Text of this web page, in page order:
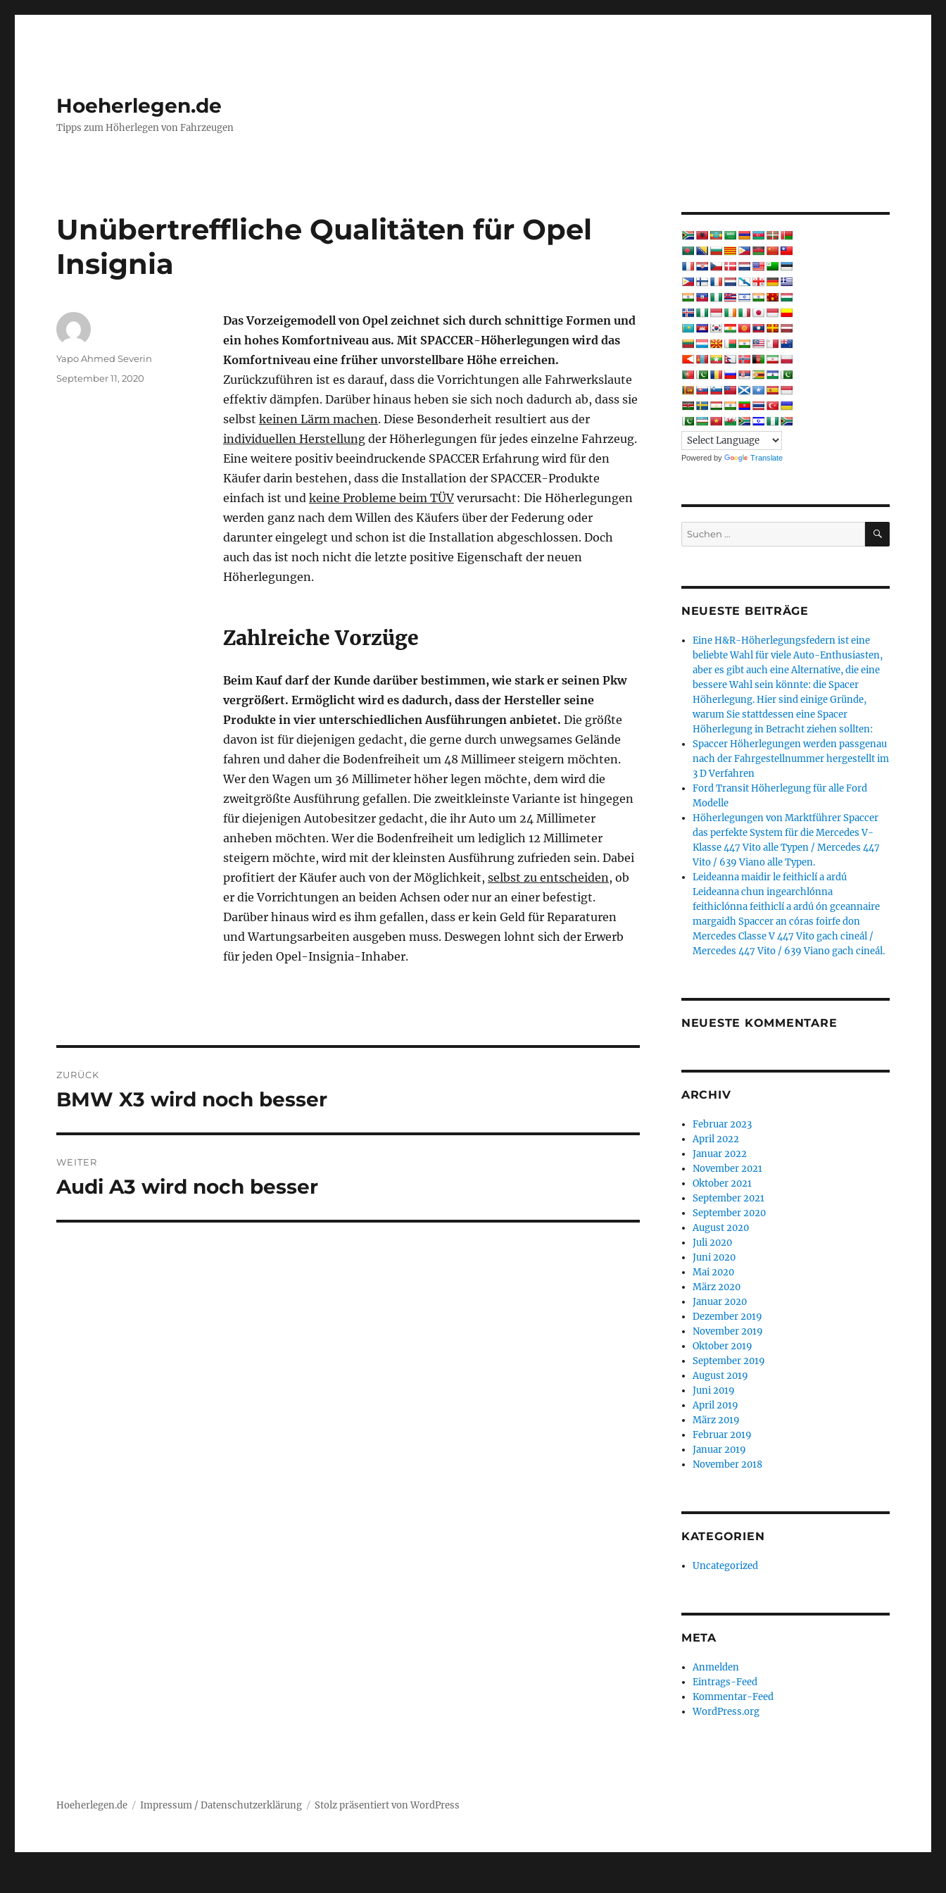
Hoeherlegen.de
Tipps zum Höherlegen von Fahrzeugen
Unübertreffliche Qualitäten für Opel
Insignia
Das Vorzeigemodell von Opel zeichnet sich durch schnittige Formen und
ein hohes Komfortniveau aus. Mit SPACCER-Höherlegungen wird das
Komfortniveau eine früher unvorstellbare Höhe erreichen.
Zurückzuführen ist es darauf, dass die Vorrichtungen alle Fahrwerkslaute
effektiv dämpfen. Darüber hinaus heben sie sich noch dadurch ab, dass sie
selbst keinen Lärm machen. Diese Besonderheit resultiert aus der
individuellen Herstellungder Höherlegungen für jedes einzelne Fahrzeug.
Eine weitere positiv beeindruckende SPACCER Erfahrung wird für den
Käufer darin bestehen, dass die Installation der SPACCER-Produkte
einfach ist und keine Probleme beim TÜVverursacht: Die Höherlegungen
werden ganz nach dem Willen des Käufers über der Federung oder
darunter eingelegt und schon ist die Installation abgeschlossen. Doch
auch das ist noch nicht die letzte positive Eigenschaft der neuen
Höherlegungen.
Zahlreiche Vorzüge
Beim Kauf darf der Kunde darüber bestimmen, wie stark er seinen Pkw
vergrößert. Ermöglicht wird es dadurch, dass der Hersteller seine
Produkte in vier unterschiedlichen Ausführungen anbietet. Die größte
davon ist für diejenigen gedacht, die gerne durch unwegsames Gelände
fahren und daher die Bodenfreiheit um 48 Millimeer steigern möchten.
Wer den Wagen um 36 Millimeter höher legen möchte, dem wird die
zweitgrößte Ausführung gefallen. Die zweitkleinste Variante ist hingegen
für diejenigen Autobesitzer gedacht, die ihr Auto um 24 Millimeter
anheben möchten. Wer die Bodenfreiheit um lediglich 12 Millimeter
steigern möchte, wird mit der kleinsten Ausführung zufrieden sein. Dabei
profitiert der Käufer auch von der Möglichkeit, selbst zu entscheiden, ob
er die Vorrichtungen an beiden Achsen oder nur an einer befestigt.
Darüber hinaus wird es ihm gefallen, dass er kein Geld für Reparaturen
und Wartungsarbeiten ausgeben muss. Deswegen lohnt sich der Erwerb
für jeden Opel-Insignia-Inhaber.
Autor
Yapo Ahmed Severin
Veröffentlicht
September 11, 2020
ZURÜCK
Vorheriger
BMW X3 wird noch besser
WEITER
Nächster
Audi A3 wird noch besser
Powered by Translate
Suchen
nach:
SUCHEN
NEUESTE BEITRÄGE
Eine H&R-Höherlegungsfedern ist eine
beliebte Wahl für viele Auto-Enthusiasten,
aber es gibt auch eine Alternative, die eine
bessere Wahl sein könnte: die Spacer
Höherlegung. Hier sind einige Gründe,
warum Sie stattdessen eine Spacer
Höherlegung in Betracht ziehen sollten:
Spaccer Höherlegungen werden passgenau
nach der Fahrgestellnummer hergestellt im
3 D Verfahren
Ford Transit Höherlegung für alle Ford
Modelle
Höherlegungen von Marktführer Spaccer
das perfekte System für die Mercedes V-
Klasse 447 Vito alle Typen / Mercedes 447
Vito / 639 Viano alle Typen.
Leideanna maidir le feithiclí a ardú
Leideanna chun ingearchlónna
feithiclónna feithiclí a ardú ón gceannaire
margaidh Spaccer an córas foirfe don
Mercedes Classe V 447 Vito gach cineál /
Mercedes 447 Vito / 639 Viano gach cineál.
NEUESTE KOMMENTARE
ARCHIV
Februar 2023
April 2022
Januar 2022
November 2021
Oktober 2021
September 2021
September 2020
August 2020
Juli 2020
Juni 2020
Mai 2020
März 2020
Januar 2020
Dezember 2019
November 2019
Oktober 2019
September 2019
August 2019
Juni 2019
April 2019
März 2019
Februar 2019
Januar 2019
November 2018
KATEGORIEN
Uncategorized
META
Anmelden
Eintrags-Feed
Kommentar-Feed
WordPress.org
Hoeherlegen.de Impressum / Datenschutzerklärung Stolz präsentiert von WordPress